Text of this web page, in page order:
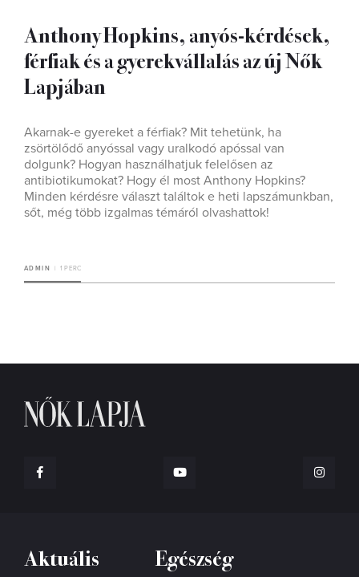
Anthony Hopkins, anyós-kérdések,
férfiak és a gyerekvállalás az új Nők
Lapjában
Akarnak-e gyereket a férfiak? Mit tehetünk, ha
zsörtölődő anyóssal vagy uralkodó apóssal van
dolgunk? Hogyan használhatjuk felelősen az
antibiotikumokat? Hogy él most Anthony Hopkins?
Minden kérdésre választ találtok e heti lapszámunkban,
sőt, még több izgalmas témáról olvashattok!
ADMIN 1 PERC
Aktuális Egészség